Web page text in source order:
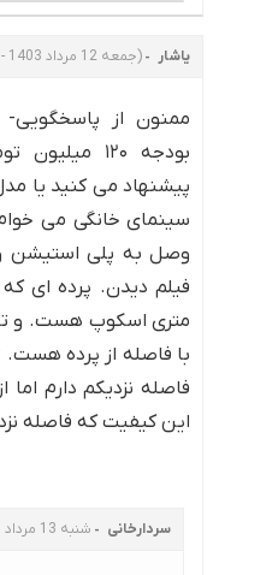
یاشار (جمعه 12 مرداد 1403 - 11:52)
ممنون از
بودجه ۱۲۰
پیشنهاد می کنید یا
سینمای خانگی می
وصل به پلی استیشن و
فیلم دیدن. پرده ای
با فاصله از پرده
فاصله نزدیکم دارم اما
این کیفیت که فاصله
سردارخانی شنبه 13 مرداد 1403 - 11:43